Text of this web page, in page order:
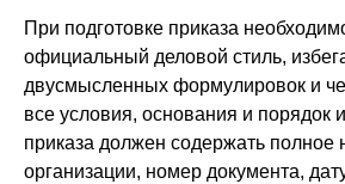
При подготовке приказа
официальный деловой стиль,
двусмысленных формулировок и
все условия, основания и порядок
приказа должен содержать полное
организации, номер документа,